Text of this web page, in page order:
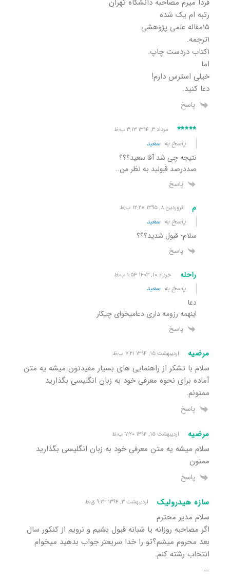
فردا میرم مصاحبه دانشگاه تهران
رتبه ام یک شده
۱۵مقاله علمی پژوهشی.
۱ترجمه.
۱کتاب دردست چاپ.
اما
خیلی استرس دارم!
دعا کنید.
پاسخ
***** مرداد ۳, ۱۳۹۴ ۳:۱۳ ب٫ظ
پاسخ بهسعید
نتیجه چی شد آقا سعید؟؟؟
صددرصد قبولید به نظر من..
پاسخ
م فروردین ۸, ۱۳۹۵ ۱۲:۲۸ ب٫ظ
پاسخ بهسعید
سلام- قبول شدید؟؟؟
پاسخ
راحله خرداد ۱۰, ۱۴۰۳ ۱:۵۴ ب٫ظ
پاسخ بهسعید
دعا
اینهمه رزومه داری دعامیخوای چیکار
پاسخ
مرضیه اردیبهشت ۱۵, ۱۳۹۴ ۷:۲۱ ب٫ظ
سلام با تشکر از راهنمایی های بسیار مفیدتون میشه یه متن
آماده برای نحوه معرفی خود به زبان انگلیسی بگذارید
ممنونم.
پاسخ
مرضیه اردیبهشت ۱۵, ۱۳۹۴ ۷:۲۰ ب٫ظ
سلام میشه یه متن معرفی خود به زبان انگلیسی بگذارید
ممنون
پاسخ
سازه هیدرولیک اردیبهشت ۳, ۱۳۹۴ ۹:۲۳ ق٫ظ
سلام مدیر محترم
اگر مصاحبه روزانه یا شبانه قبول بشیم و نرویم از کنکور سال
بعد محروم میشم؟تو را خدا سریعتر جواب بدهید میخوام
انتخاب رشته کنم.
—